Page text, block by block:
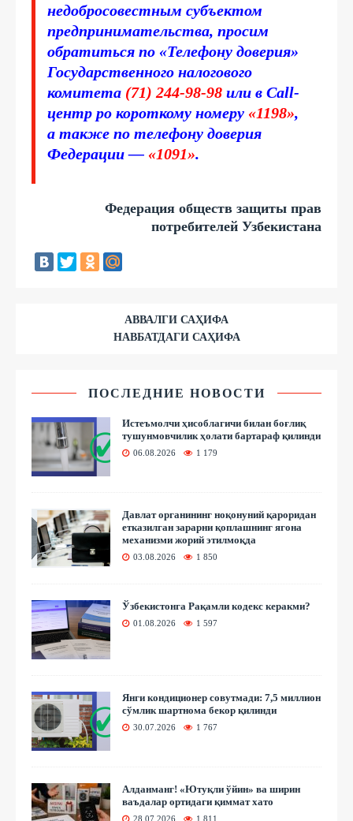
недобросовестным субъектом
предпринимательства, просим
обратиться по «Телефону доверия»
Государственного налогового
комитета (71) 244-98-98 или в Call-
центр ро короткому номеру «1198»,
а также по телефону доверия
Федерации — «1091».
Федерация обществ защиты прав
потребителей Узбекистана
АВВАЛГИ САҲИФА
НАВБАТДАГИ САҲИФА
ПОСЛЕДНИЕ НОВОСТИ
Истеъмолчи ҳисоблагичи билан боғлиқ
тушунмовчилик ҳолати бартараф қилинди
06.08.2026 1 179
Давлат органининг ноқонуний қароридан
етказилган зарарни қоплашнинг ягона
механизми жорий этилмоқда
03.08.2026 1 850
Ўзбекистонга Рақамли кодекс керакми?
01.08.2026 1 597
Янги кондиционер совутмади: 7,5 миллион
сўмлик шартнома бекор қилинди
30.07.2026 1 767
Алданманг! «Ютуқли ўйин» ва ширин
ваъдалар ортидаги қиммат хато
28.07.2026 1 811